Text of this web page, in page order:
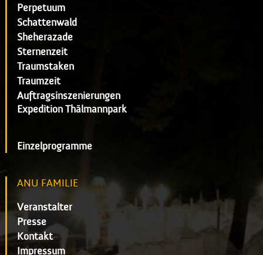
Perpetuum
Schattenwald
Sheherazade
Sternenzeit
Traumstaken
Traumzeit
Auftragsinszenierungen
Expedition Thälmannpark
Einzelprogramme
ANU FAMILIE
Veranstalter
Presse
Kontakt
Impressum